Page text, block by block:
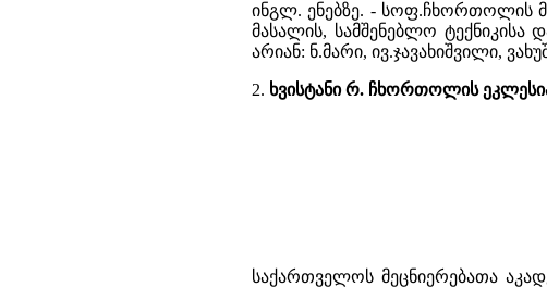
ინგლ. ენებზე. - სოფ.ჩხორთოლის
მასალის, სამშენებლო ტექნიკისა
არიან: ნ.მარი, ივ.ჯავახიშვილი,
2. ხვისტანი რ. ჩხორთოლის
საქართველოს მეცნიერებათა